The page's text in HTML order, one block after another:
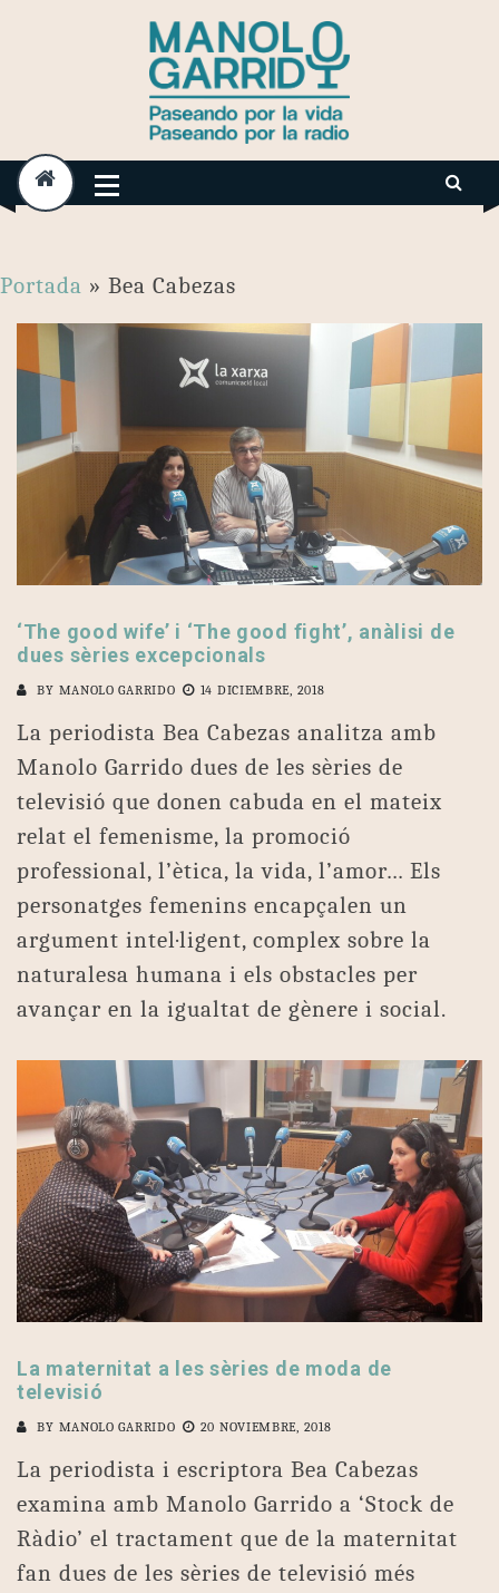
Portada » Bea Cabezas
‘The good wife’ i ‘The good fight’, anàlisi de
dues sèries excepcionals
BY MANOLO GARRIDO 14 DICIEMBRE, 2018
La periodista Bea Cabezas analitza amb
Manolo Garrido dues de les sèries de
televisió que donen cabuda en el mateix
relat el femenisme, la promoció
professional, l’ètica, la vida, l’amor… Els
personatges femenins encapçalen un
argument intel·ligent, complex sobre la
naturalesa humana i els obstacles per
avançar en la igualtat de gènere i social.
La maternitat a les sèries de moda de
televisió
BY MANOLO GARRIDO 20 NOVIEMBRE, 2018
La periodista i escriptora Bea Cabezas
examina amb Manolo Garrido a ‘Stock de
Ràdio’ el tractament que de la maternitat
fan dues de les sèries de televisió més